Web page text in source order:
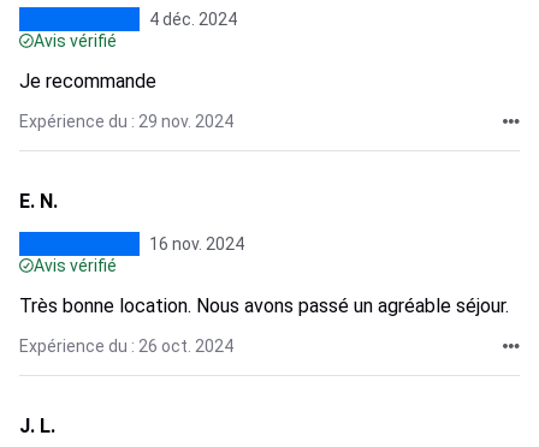
4 déc. 2024
Avis vérifié
Je recommande
Expérience du : 29 nov. 2024
E. N.
16 nov. 2024
Avis vérifié
Très bonne location. Nous avons passé un agréable séjour.
Expérience du : 26 oct. 2024
J. L.